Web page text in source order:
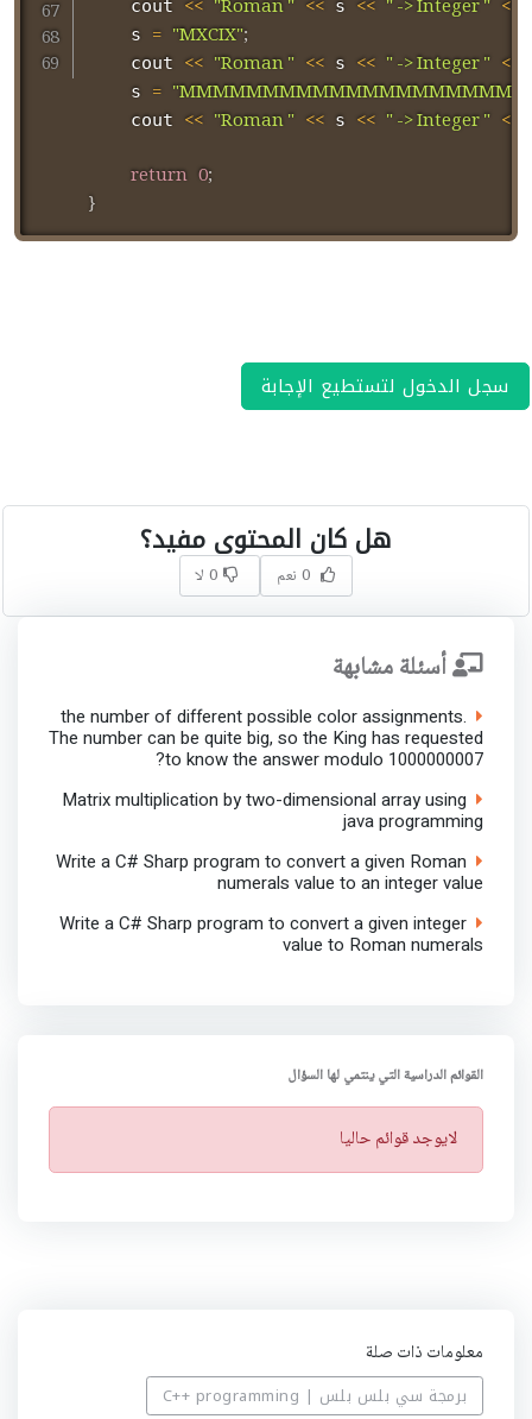
	cout
<< "Roman " << s << " -> Integer " <<
    s
= "MXCIX";
	cout
<< "Roman " << s << " -> Integer " <<
    s
=
	cout
<< "Roman " << s << " -> Integer " <<
return 0;
}
سجل الدخول لتستطيع الإجابة
هل كان المحتوى مفيد؟
0 نعم 0 لا
أسئلة مشابهة
the number of different possible color assignments.
The number can be quite big, so the King has requested
to know the answer modulo 1000000007?
Matrix multiplication by two-dimensional array using
java programming
Write a C# Sharp program to convert a given Roman
numerals value to an integer value
Write a C# Sharp program to convert a given integer
value to Roman numerals
القوائم الدراسية التي ينتمي لها السؤال
ت
ن
لايوجد قوائم حاليا
معلومات ذات صلة
برمجة سي بلس بلس | C++ programming